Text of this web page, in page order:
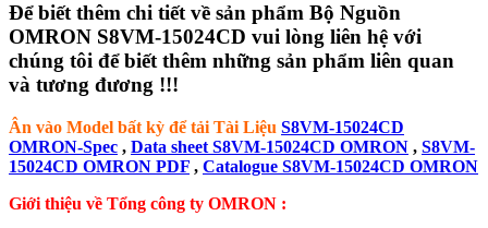
Để biết thêm chi tiết về sản phẩm Bộ Nguồn
OMRON S8VM-15024CD vui lòng liên hệ với
chúng tôi để biết thêm những sản phẩm liên quan
và tương đương !!!
Ân vào Model bất kỳ để tải Tài Liệu S8VM-15024CD
OMRON-Spec , Data sheet S8VM-15024CD OMRON , S8VM-
15024CD OMRON PDF , Catalogue S8VM-15024CD OMRON
Giới thiệu về Tổng công ty OMRON :